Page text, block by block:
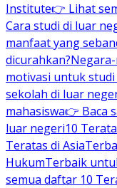
Institute👉 Lihat
Cara studi di luar
manfaat yang
dicurahkan?
motivasi untuk
sekolah di luar
mahasiswa👉 Baca
luar negeri10
Teratas di Asia
HukumTerbaik
semua daftar 10